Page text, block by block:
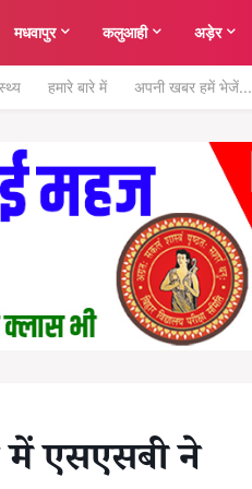
मधवापुर कलुआही अड़ेर
हमारे बारे में अपनी खबर हमें भेजें...
में एसएसबी ने